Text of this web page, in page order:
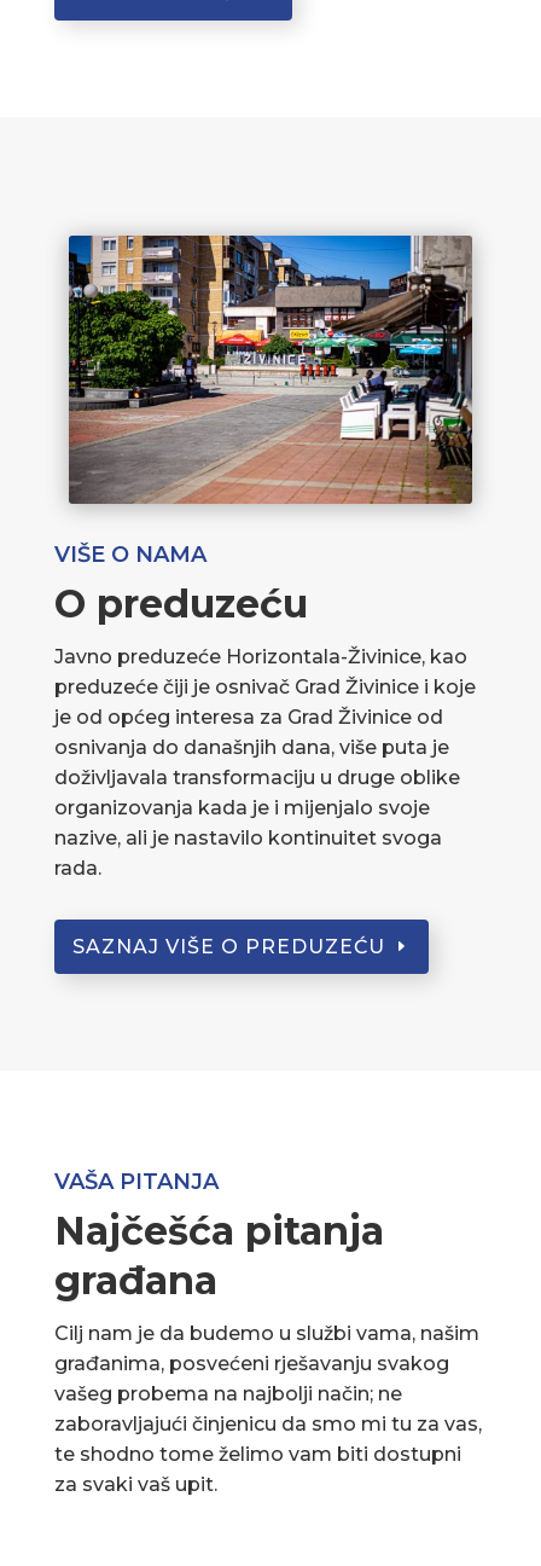
VIŠE O NAMA
O preduzeću
Javno preduzeće Horizontala-Živinice, kao
preduzeće čiji je osnivač Grad Živinice i koje
je od općeg interesa za Grad Živinice od
osnivanja do današnjih dana, više puta je
doživljavala transformaciju u druge oblike
organizovanja kada je i mijenjalo svoje
nazive, ali je nastavilo kontinuitet svoga
rada.
SAZNAJ VIŠE O PREDUZEĆU
VAŠA PITANJA
Najčešća pitanja
građana
Cilj nam je da budemo u službi vama, našim
građanima, posvećeni rješavanju svakog
vašeg probema na najbolji način; ne
zaboravljajući činjenicu da smo mi tu za vas,
te shodno tome želimo vam biti dostupni
za svaki vaš upit.